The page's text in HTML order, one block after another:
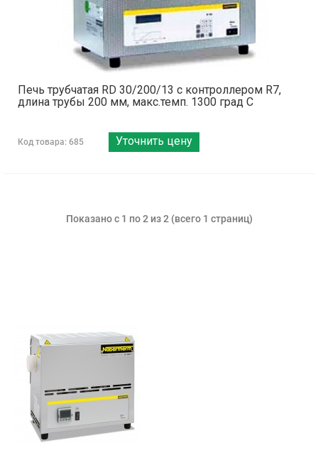
Печь трубчатая RD 30/200/13 с контроллером R7,
длина трубы 200 мм, макс.темп. 1300 град С
Код товара: 685 Уточнить цену
Показано с 1 по 2 из 2 (всего 1 страниц)